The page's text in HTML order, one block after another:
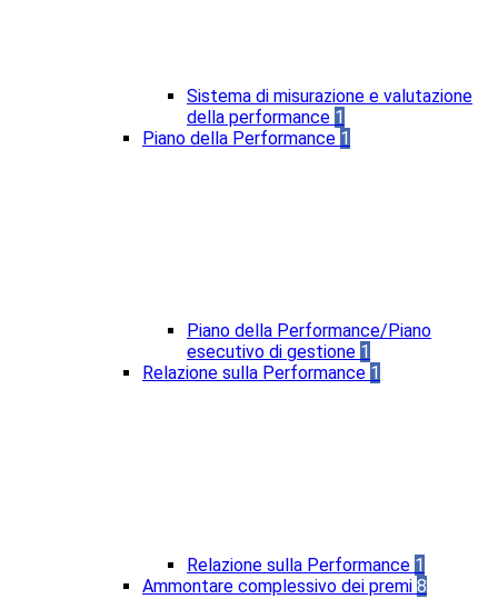
Sistema di misurazione e valutazione
della performance 1
Piano della Performance 1
Piano della Performance/Piano
esecutivo di gestione 1
Relazione sulla Performance 1
Relazione sulla Performance 1
Ammontare complessivo dei premi 8